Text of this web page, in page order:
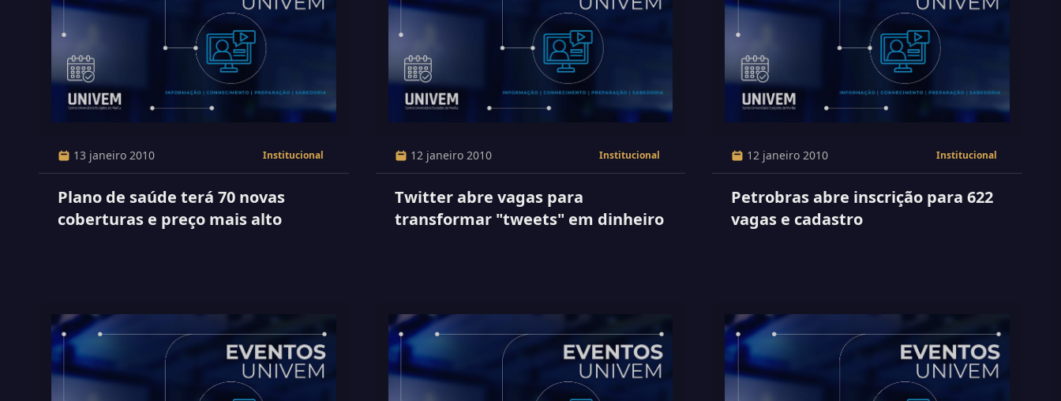
13 janeiro 2010 Institucional
Plano de saúde terá 70 novas
coberturas e preço mais alto
12 janeiro 2010 Institucional
Twitter abre vagas para
transformar "tweets" em dinheiro
12 janeiro 2010 Institucional
Petrobras abre inscrição para 622
vagas e cadastro